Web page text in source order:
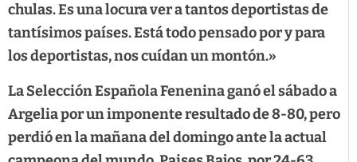
chulas. Es una locura ver a tantos deportistas de
tantísimos países. Está todo pensado por y para
los deportistas, nos cuídan un montón.»
La Selección Española Fenenina ganó el sábado a
Argelia por un imponente resultado de 8-80, pero
perdió en la mañana del domingo ante la actual